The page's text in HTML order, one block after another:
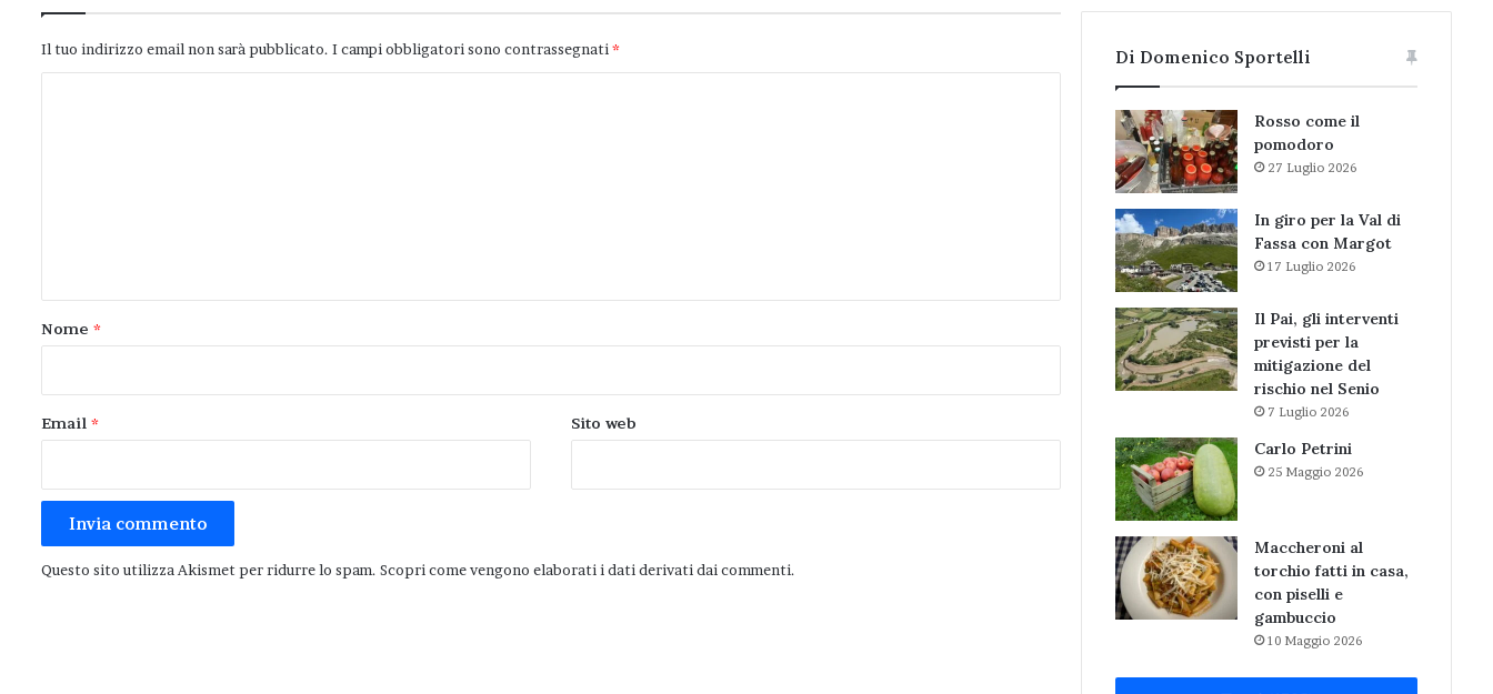
Il tuo indirizzo email non sarà pubblicato. I campi obbligatori sono contrassegnati *
o
Nome *
Email * Sito web
Questo sito utilizza Akismet per ridurre lo spam. Scopri come vengono elaborati i dati derivati dai commenti.
Di Domenico Sportelli
Rosso come il
pomodoro
27 Luglio 2026
In giro per la Val di
Fassa con Margot
17 Luglio 2026
Il Pai, gli interventi
previsti per la
mitigazione del
rischio nel Senio
7 Luglio 2026
Carlo Petrini
25 Maggio 2026
Maccheroni al
torchio fatti in casa,
con piselli e
gambuccio
10 Maggio 2026